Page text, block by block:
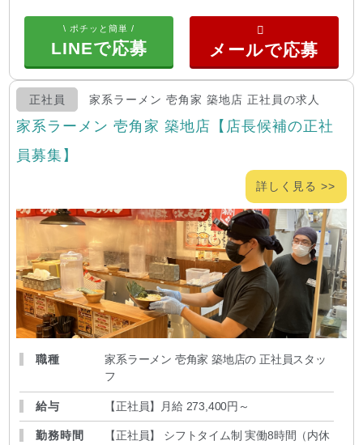
\ ポチッと簡単 /
LINEで応募
正社員 家系ラーメン 壱角家 築地店 正社員の求人
家系ラーメン 壱角家 築地店【店長候補の正社
員募集】
詳しく見る >>
職種
家系ラーメン 壱角家 築地店の 正社員スタッ
フ
給与 【正社員】月給 273,400円～
勤務時間
【正社員】 シフトタイム制 実働8時間（内休